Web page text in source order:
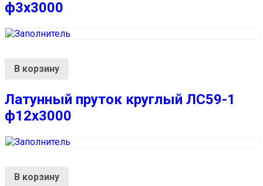
ф3х3000
В корзину
Латунный пруток круглый ЛС59-1
ф12х3000
В корзину